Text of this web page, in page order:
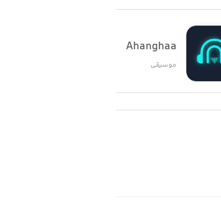
Ahanghaa
موسیقی